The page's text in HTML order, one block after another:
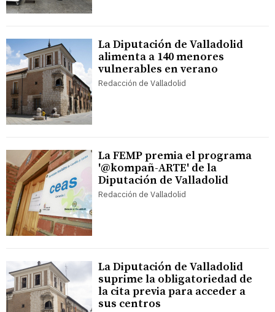
La Diputación de Valladolid
alimenta a 140 menores
vulnerables en verano
Redacción de Valladolid
La FEMP premia el programa
'@kompañ-ARTE' de la
Diputación de Valladolid
Redacción de Valladolid
La Diputación de Valladolid
suprime la obligatoriedad de
la cita previa para acceder a
sus centros